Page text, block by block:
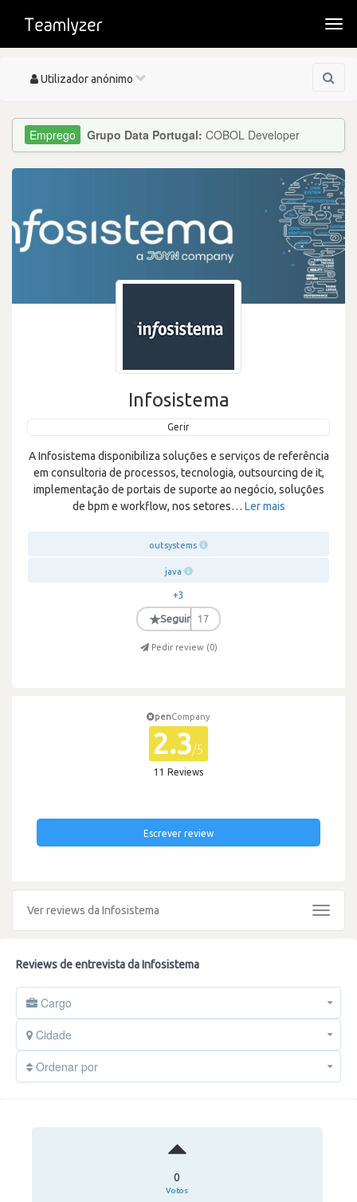
Toggle
Utilizador anónimo
Grupo Data Portugal: COBOL Developer
Infosistema
Gerir
A Infosistema disponibiliza soluções e serviços de referência
em consultoria de processos, tecnologia, outsourcing de it,
implementação de portais de suporte ao negócio, soluções
de bpm e workflow, nos setores… Ler mais
outsystems
java
+3
★Seguir 17
Pedir review (0)
penCompany
2.3/5
11 Reviews
Escrever review
Ver reviews da Infosistema
Toggle
Reviews de entrevista da Infosistema
Cargo
Cidade
Ordenar por
0
Votos